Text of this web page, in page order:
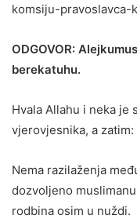
komsiju-
ODGOVOR:
berekatuhu.
Hvala Allahu i neka je
vjerovjesnika, a zatim:
Nema razilaženja
dozvoljeno
rodbina osim u nuždi.